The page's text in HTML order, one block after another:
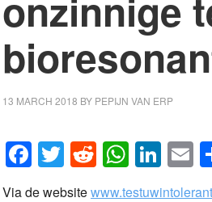
13 MARCH 2018 BY PEPIJN VAN ERP
Facebook
Twitter
Reddit
Via de website